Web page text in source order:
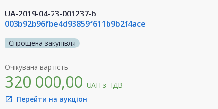
UA-2019-04-23-001237-b
003b92b96fbe4d93859f611b9b2f4ace
Спрощена закупівля
Очікувана вартість
320 000,00 UAH з ПДВ
open_in_new Перейти на аукціон